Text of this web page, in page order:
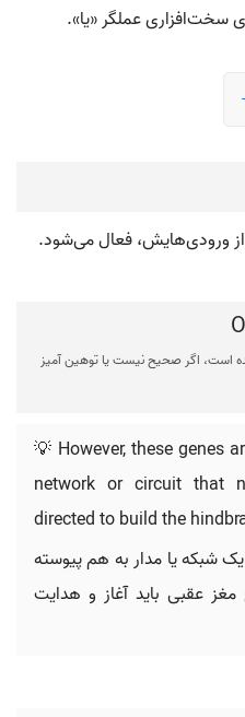
ورودی‌هایش، فعال می‌شود.
است، اگر صحیح نیست یا توهین آمیز
💡 However, these genes
network or circuit that
directed to build the
شبکه یا مدار به هم پیوسته
عقبی باید آغاز و هدایت